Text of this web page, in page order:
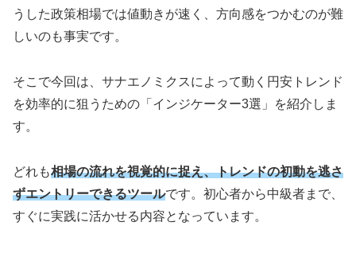
うした政策相場では値動きが速く、方向感をつかむのが難
しいのも事実です。
そこで今回は、サナエノミクスによって動く円安トレンド
を効率的に狙うための「インジケーター3選」を紹介しま
す。
どれも相場の流れを視覚的に捉え、トレンドの初動を逃さ
ずエントリーできるツールです。初心者から中級者まで、
すぐに実践に活かせる内容となっています。